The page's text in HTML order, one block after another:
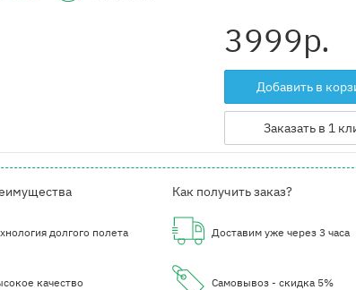
3999р.
Добавить в
Заказать в 1
долгого полета
качество
Как получить заказ?
Доставим уже через 3 часа
Самовывоз - скидка 5%